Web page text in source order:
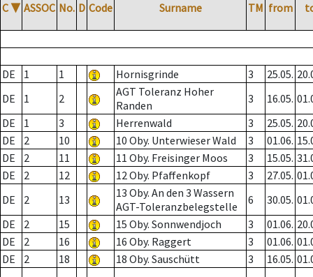
C ▼ ASSOC No. D Code Surname TM from
DE 1 1 Hornisgrinde 3 25.05.
DE
1 2
AGT Toleranz Hoher
Randen
3 16.05.
DE
1 3 Herrenwald 3 25.05.
DE
2 10 10 Oby. Unterwieser Wald 3 01.06.
DE
2 11 11 Oby. Freisinger Moos 3 15.05.
DE
2 12 12 Oby. Pfaffenkopf 3 27.05.
DE
2 13
13 Oby. An den 3 Wassern
AGT-Toleranzbelegstelle
6 30.05.
DE
2 15 15 Oby. Sonnwendjoch 3 01.06.
DE
2 16 16 Oby. Raggert 3 01.06.
DE
2 18 18 Oby. Sauschütt 3 16.05.